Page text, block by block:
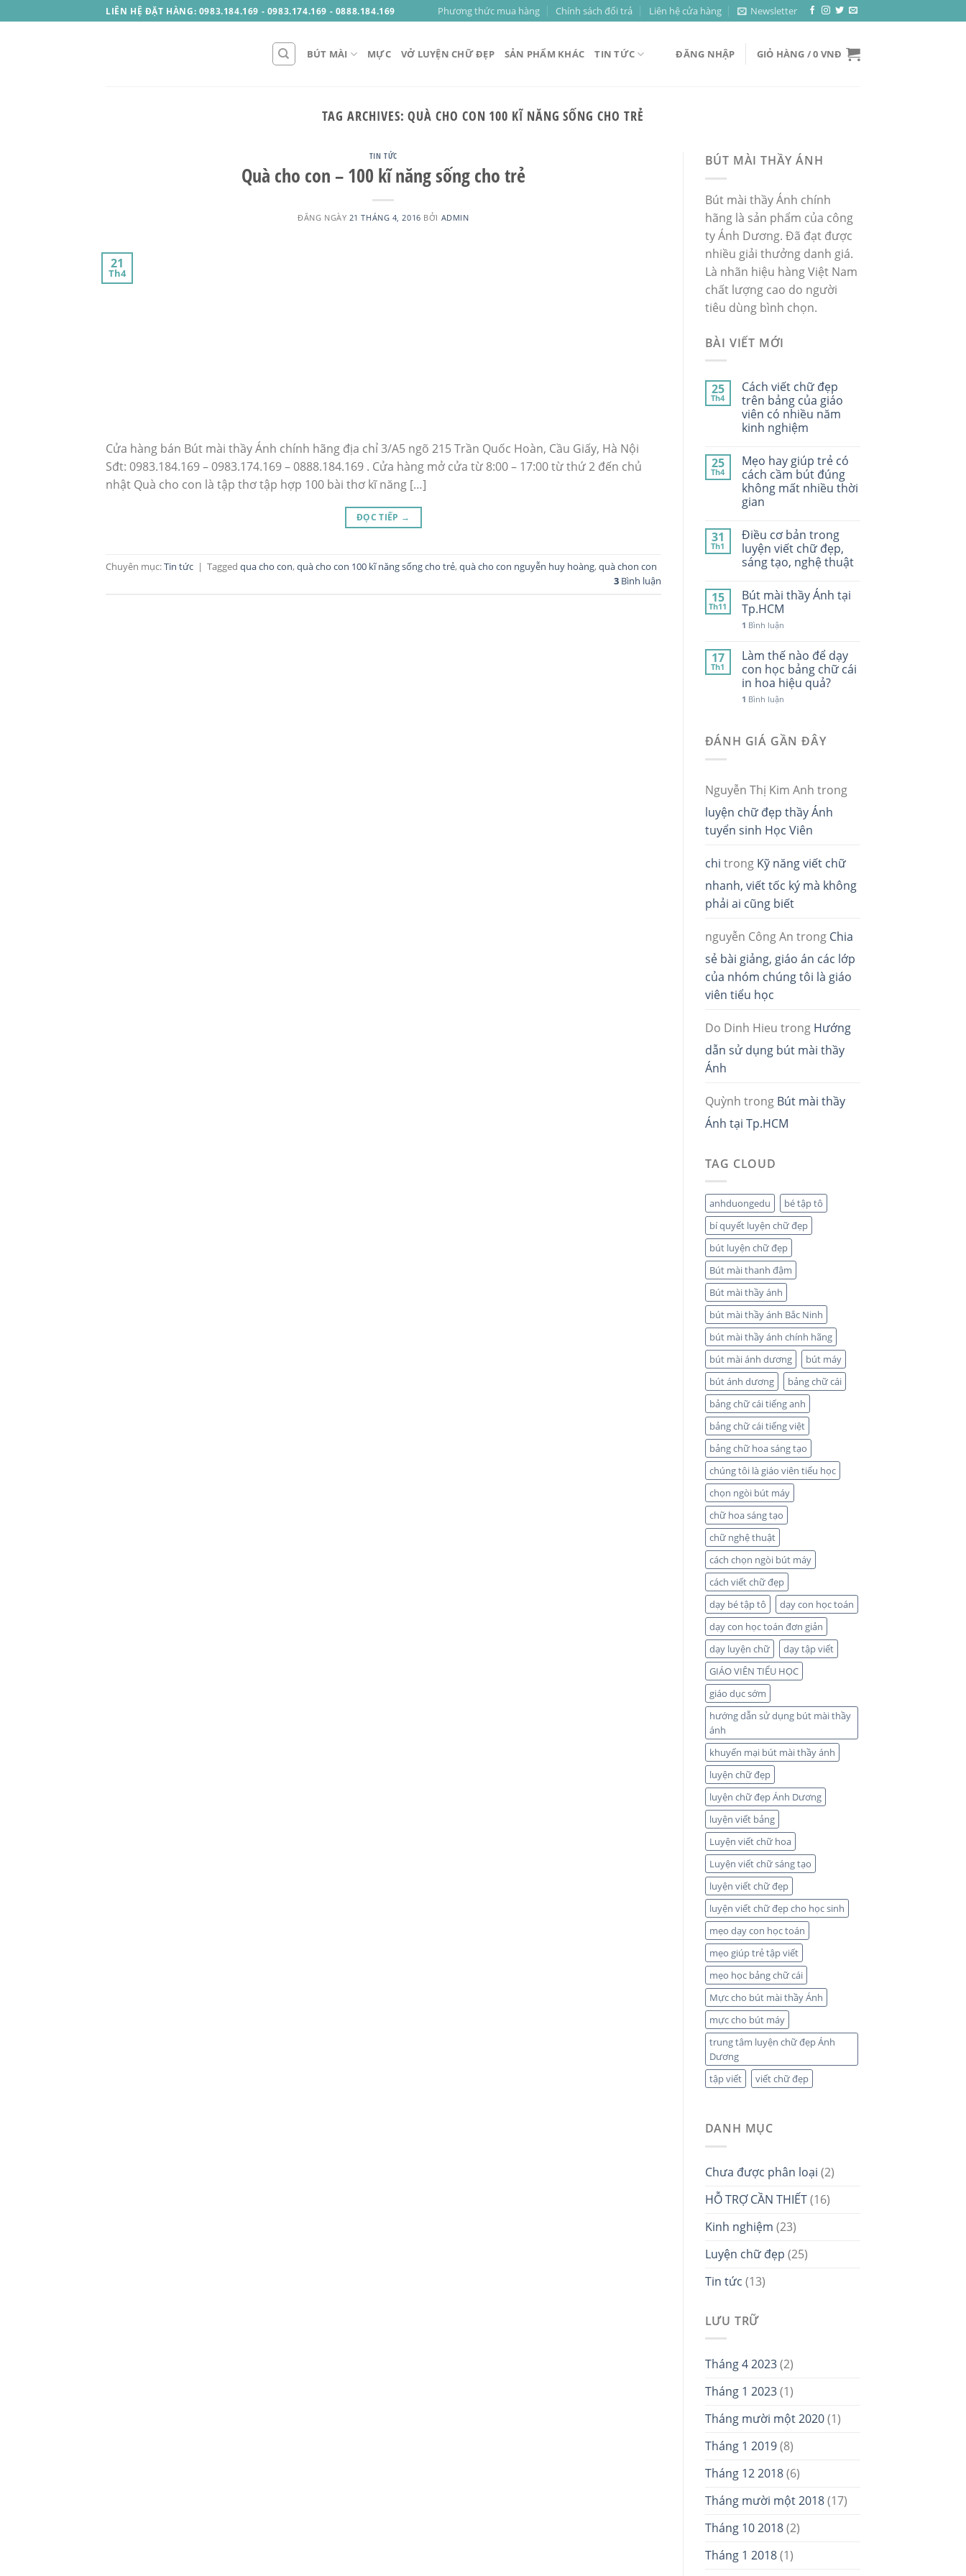
to
LIÊN HỆ ĐẶT HÀNG: 0983.184.169 - 0983.174.169 - 0888.184.169 Phương thức mua hàng Chính sách đổi trả Liên hệ cửa hàng Newsletter
BÚT MÀI MỰC VỞ LUYỆN CHỮ ĐẸP SẢN PHẨM KHÁC TIN TỨC ĐĂNG NHẬP GIỎ HÀNG /0 VNĐ
TAG ARCHIVES:QUÀ CHO CON 100 KĨ NĂNG SỐNG CHO TRẺ
TIN TỨC
Quà cho con – 100 kĩ năng sống cho trẻ
ĐĂNG NGÀY 21 THÁNG 4, 2016 BỞI ADMIN
21
Th4
Cửa hàng bán Bút mài thầy Ánh chính hãng địa chỉ 3/A5 ngõ 215 Trần Quốc Hoàn, Cầu Giấy, Hà Nội
Sđt: 0983.184.169 – 0983.174.169 – 0888.184.169 . Cửa hàng mở cửa từ 8:00 – 17:00 từ thứ 2 đến chủ
nhật Quà cho con là tập thơ tập hợp 100 bài thơ kĩ năng […]
ĐỌC TIẾP →
Chuyên mục:Tin tức | Tagged qua cho con,quà cho con 100 kĩ năng sống cho trẻ,quà cho con nguyễn huy hoàng,quà chon con
3Bình luận
BÚT MÀI THẦY ÁNH
Bút mài thầy Ánh chính
hãng là sản phẩm của công
ty Ánh Dương. Đã đạt được
nhiều giải thưởng danh giá.
Là nhãn hiệu hàng Việt Nam
chất lượng cao do người
tiêu dùng bình chọn.
BÀI VIẾT MỚI
25
Th4
Cách viết chữ đẹp
trên bảng của giáo
viên có nhiều năm
kinh nghiệm
25
Th4
Mẹo hay giúp trẻ có
cách cầm bút đúng
không mất nhiều thời
gian
31
Th1
Điều cơ bản trong
luyện viết chữ đẹp,
sáng tạo, nghệ thuật
15
Th11
Bút mài thầy Ánh tại
Tp.HCM
1 Bình luận
17
Th1
Làm thế nào để dạy
con học bảng chữ cái
in hoa hiệu quả?
1 Bình luận
ĐÁNH GIÁ GẦN ĐÂY
Nguyễn Thị Kim Anh trong
luyện chữ đẹp thầy Ánh
tuyển sinh Học Viên
chi trong Kỹ năng viết chữ
nhanh, viết tốc ký mà không
phải ai cũng biết
nguyễn Công An trong Chia
sẻ bài giảng, giáo án các lớp
của nhóm chúng tôi là giáo
viên tiểu học
Do Dinh Hieu trong Hướng
dẫn sử dụng bút mài thầy
Ánh
Quỳnh trong Bút mài thầy
Ánh tại Tp.HCM
TAG CLOUD
anhduongedu
bé tập tô
bí quyết luyện chữ đẹp
bút luyện chữ đẹp
Bút mài thanh đậm
Bút mài thầy ánh
bút mài thầy ánh Bắc Ninh
bút mài thầy ánh chính hãng
bút mài ánh dương
bút máy
bút ánh dương
bảng chữ cái
bảng chữ cái tiếng anh
bảng chữ cái tiếng việt
bảng chữ hoa sáng tạo
chúng tôi là giáo viên tiểu học
chọn ngòi bút máy
chữ hoa sáng tạo
chữ nghệ thuật
cách chọn ngòi bút máy
cách viết chữ đẹp
dạy bé tập tô
dạy con học toán
dạy con học toán đơn giản
dạy luyện chữ
dạy tập viết
GIÁO VIÊN TIỂU HỌC
giáo dục sớm
hướng dẫn sử dụng bút mài thầy
ánh
khuyến mại bút mài thầy ánh
luyện chữ đẹp
luyện chữ đẹp Ánh Dương
luyện viết bảng
Luyện viết chữ hoa
Luyện viết chữ sáng tạo
luyện viết chữ đẹp
luyện viết chữ đẹp cho học sinh
mẹo dạy con học toán
mẹo giúp trẻ tập viết
mẹo học bảng chữ cái
Mực cho bút mài thầy Ánh
mực cho bút máy
trung tâm luyện chữ đẹp Ánh
Dương
tập viết
viết chữ đẹp
DANH MỤC
Chưa được phân loại (2)
HỖ TRỢ CẦN THIẾT(16)
Kinh nghiệm (23)
Luyện chữ đẹp (25)
Tin tức (13)
LƯU TRỮ
Tháng 4 2023(2)
Tháng 1 2023(1)
Tháng mười một 2020(1)
Tháng 1 2019(8)
Tháng 12 2018(6)
Tháng mười một 2018(17)
Tháng 10 2018(2)
Tháng 1 2018(1)